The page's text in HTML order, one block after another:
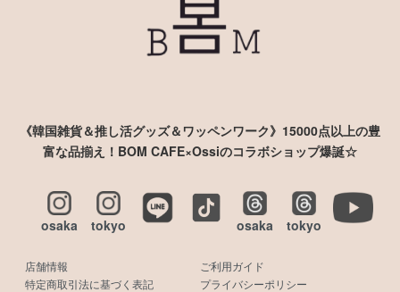
《韓国雑貨＆推し活グッズ＆ワッペンワーク》15000点以上の豊
富な品揃え！BOM CAFE×Ossiのコラボショップ爆誕☆
osaka tokyo osaka tokyo
店舗情報
ご利用ガイド
特定商取引法に基づく表記
プライバシーポリシー